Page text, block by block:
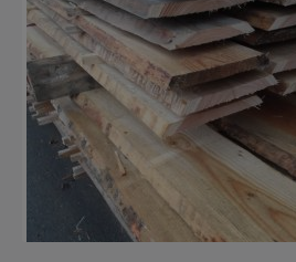
Bildergalerie überspringen